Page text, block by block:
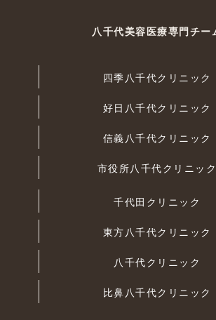
八千代美容医療専門チー
四季八千代クリニック
好日八千代クリニック
信義八千代クリニック
市役所八千代クリニック
千代田クリニック
東方八千代クリニック
八千代クリニック
比鼻八千代クリニック